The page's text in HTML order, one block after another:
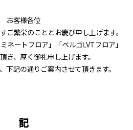
お客様各位
ご繁栄のこととお慶び申し上げます。
ネートフロア」「ペルゴLVTフロア」
き、厚く御礼申し上げます。
下記の通りご案内させて頂きます。
記